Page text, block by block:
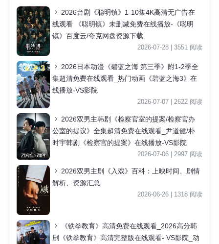
2026台剧《聪明镇》1-10集4K高清无广告在
线观看 《聪明镇》未删减免费在线播放-《聪明
镇》百度云/夸克网盘资源下载
2026-07-28 | 3551 阅读
2026日本动漫《碧蓝之海 第三季》附1-2季全
集超清免费在线观看_热门动画《碧蓝之海3》在
线播放-VS影院
2026-07-07 | 2622 阅读
2026双男主韩剧《检察官室的提案/检察官办
公室的提议》全集超清免费在线观看_尹道健/朴
时宇韩剧《检察官的提案》在线播放-VS影院
2026-07-06 | 2997 阅读
2026双男主剧《入戏》百科：上映时间、剧情
解析、资源汇总
2026-06-26 | 1318 阅读
《铁拳教育》高清免费在线观看_2026高分韩
剧《铁拳教育》高清完整版在线观看- VS影院_动